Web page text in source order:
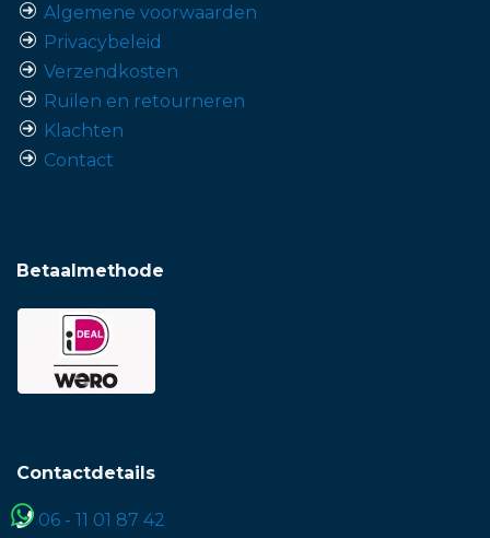
Algemene voorwaarden
Privacybeleid
Verzendkosten
Ruilen en retourneren
Klachten
Contact
Betaalmethode
Contactdetails
06 - 11 01 87 42